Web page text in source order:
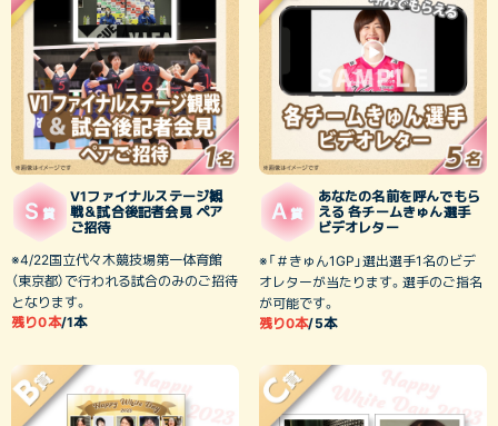
S 賞
V1ファイナルステージ観
戦＆試合後記者会見 ペア
ご招待
※4/22国立代々木競技場第一体育館
（東京都）で行われる試合のみのご招待
となります。
残り0本/1本
A 賞
あなたの名前を呼んでもら
える 各チームきゅん選手
ビデオレター
※「＃きゅん1GP」選出選手1名のビデ
オレターが当たります。選手のご指名
が可能です。
残り0本/5本